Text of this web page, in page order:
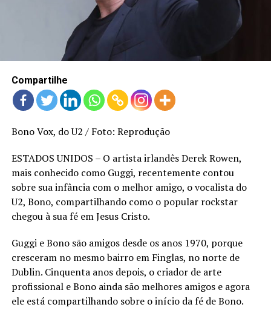
Compartilhe
Bono Vox, do U2 / Foto: Reprodução
ESTADOS UNIDOS – O artista irlandês Derek Rowen,
mais conhecido como Guggi, recentemente contou
sobre sua infância com o melhor amigo, o vocalista do
U2, Bono, compartilhando como o popular rockstar
chegou à sua fé em Jesus Cristo.
Guggi e Bono são amigos desde os anos 1970, porque
cresceram no mesmo bairro em Finglas, no norte de
Dublin. Cinquenta anos depois, o criador de arte
profissional e Bono ainda são melhores amigos e agora
ele está compartilhando sobre o início da fé de Bono.